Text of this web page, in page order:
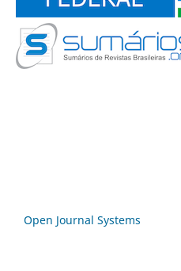
Open Journal Systems